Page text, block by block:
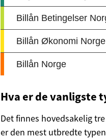
Hva er de vanligste
Det finnes hovedsakelig
er den mest utbredte